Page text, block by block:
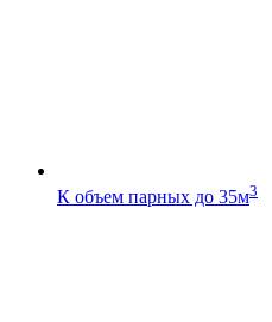
К объем парных до 35м3